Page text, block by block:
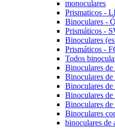
monoculares
Prismaticos -
Binoculares -
Prismáticos -
Binoculares
Prismáticos -
Todos
Binoculares
Binoculares
Binoculares
Binoculares
Binoculares
Binoculares
binoculares de